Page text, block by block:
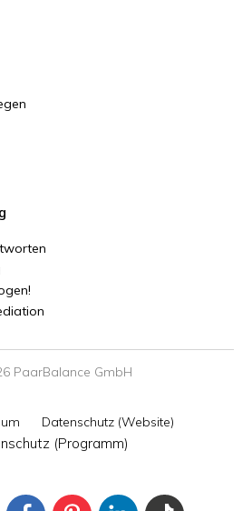
PaarBalance GmbH
Datenschutz (Website)
(Programm)